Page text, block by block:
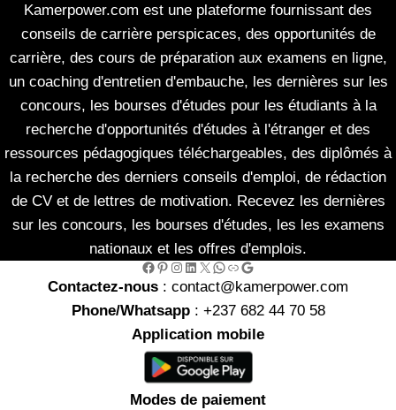
Kamerpower.com est une plateforme fournissant des
conseils de carrière perspicaces, des opportunités de
carrière, des cours de préparation aux examens en ligne,
un coaching d'entretien d'embauche, les dernières sur les
concours, les bourses d'études pour les étudiants à la
recherche d'opportunités d'études à l'étranger et des
ressources pédagogiques téléchargeables, des diplômés à
la recherche des derniers conseils d'emploi, de rédaction
de CV et de lettres de motivation. Recevez les dernières
sur les concours, les bourses d'études, les les examens
nationaux et les offres d'emplois.
Facebook Pinterest InstagramLinkedIn X WhatsApp Link Google
Contactez-nous : contact@kamerpower.com
Phone/Whatsapp: +237 682 44 70 58
Application mobile
Modes de paiement